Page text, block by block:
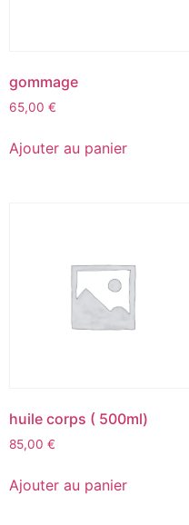
gommage
65,00 €
Ajouter au panier
huile corps ( 500ml)
85,00 €
Ajouter au panier